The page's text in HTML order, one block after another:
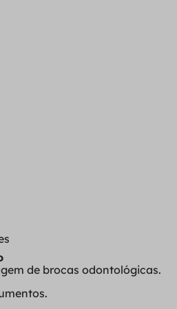
de brocas odontológicas.